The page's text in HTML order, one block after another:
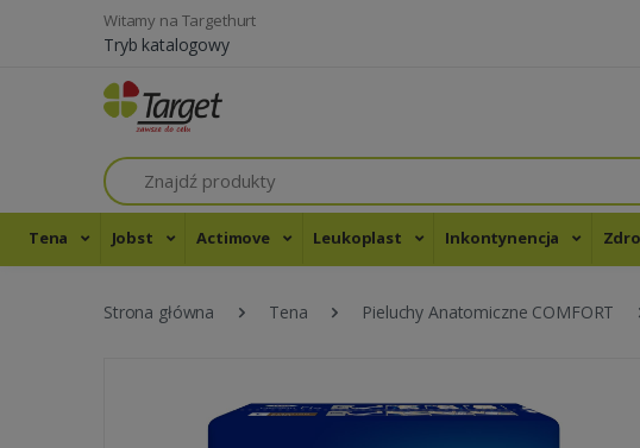
Witamy na Targethurt
Tryb katalogowy
Szukaj
Tena Jobst Actimove Leukoplast Inkontynencja
Strona główna Tena Pieluchy Anatomiczne COMFORT